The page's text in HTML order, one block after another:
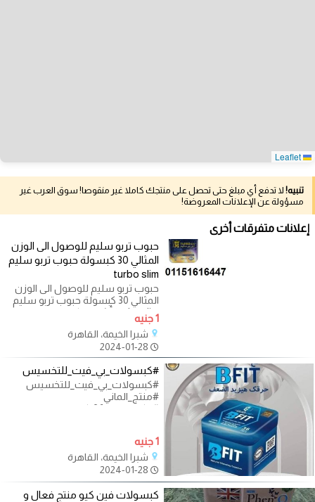
تنبيه! لا تدفع أي مبلغ حتى تحصل على منتجك كاملا غير منقوصا! سوق العرب غير
مسؤولة عن الإعلانات المعروضة!
إعلانات متفرقات أخرى
حبوب تربو سليم للوصول الى الوزن
المثالي 30 كبسولة حبوب تربو سليم
turbo slim
حبوب تربو سليم للوصول الى الوزن
المثالي 30 كبسولة حبوب تربو سليم
turbo slim أشهر الكبسولات
المستخدمة
1 جنيه
شبرا الخيمة، القاهرة
#كبسولات_بي_فيت_للتخسيس
#كبسولات_بي_فيت_للتخسيس
#منتج_الماني
#يتكون_من_36_كبسولة
1 جنيه
شبرا الخيمة، القاهرة
كبسولات فين كيو منتج فعال و